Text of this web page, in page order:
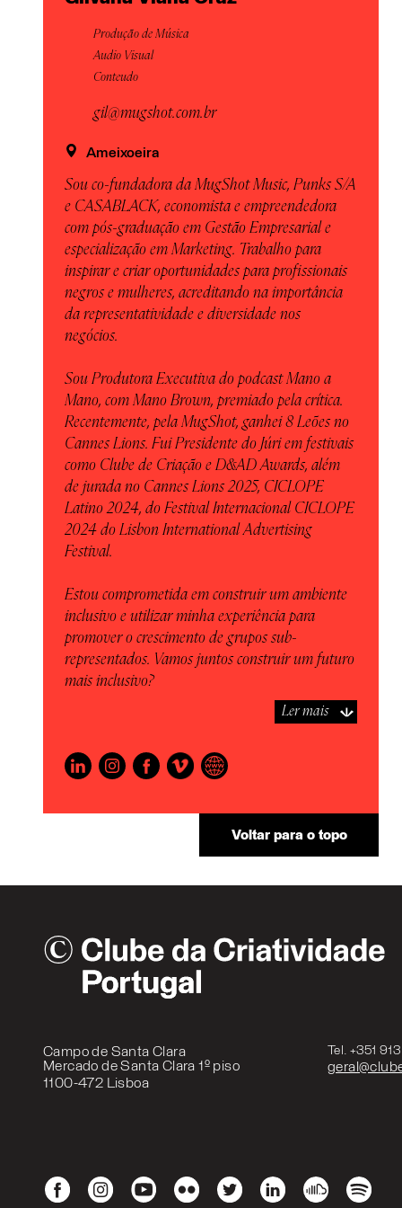
Produção de Música
Audio Visual
Conteudo
gil@mugshot.com.br
Ameixoeira
Sou co-fundadora da MugShot Music, Punks S/A
e CASABLACK, economista e empreendedora
com pós-graduação em Gestão Empresarial e
especialização em Marketing. Trabalho para
inspirar e criar oportunidades para profissionais
negros e mulheres, acreditando na importância
da representatividade e diversidade nos
negócios.
Sou Produtora Executiva do podcast Mano a
Mano, com Mano Brown, premiado pela crítica.
Recentemente, pela MugShot, ganhei 8 Leões no
Cannes Lions. Fui Presidente do Júri em festivais
como Clube de Criação e D&AD Awards, além
de jurada no Cannes Lions 2025, CICLOPE
Latino 2024, do Festival Internacional CICLOPE
2024 do Lisbon International Advertising
Festival.
Estou comprometida em construir um ambiente
inclusivo e utilizar minha experiência para
promover o crescimento de grupos sub-
representados. Vamos juntos construir um futuro
mais inclusivo?
Ler mais
Voltar para o topo
Campo de Santa Clara
Mercado de Santa Clara 1º piso
1100-472 Lisboa
Tel. +351